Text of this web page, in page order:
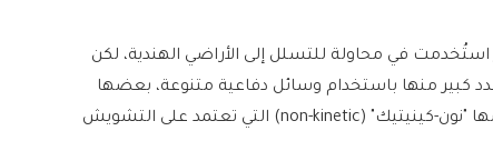
400 طائرة بدون طيار استُخدمت في محاولة للتسلل إلى الأراضي الهندية، لكن
كبير منها باستخدام وسائل دفاعية متنوعة، بعضها
"كينيتيك" (kinetic) -الأسلحة والصواريخ- وبعضها "نون-كينيتيك" (non-kinetic) التي تعتمد على التشويش